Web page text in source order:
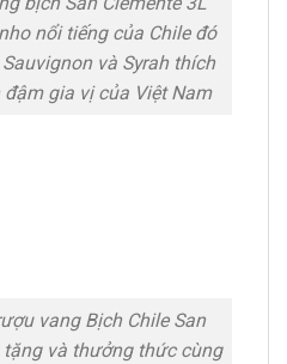
nổi tiếng của Chile đó
và Syrah thích
gia vị của Việt Nam
vang Bịch Chile San
tặng và thưởng thức cùng